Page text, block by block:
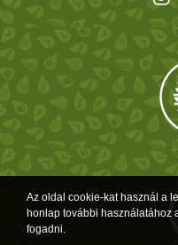
Az oldal cookie-kat használ a
honlap további használatához
fogadni.